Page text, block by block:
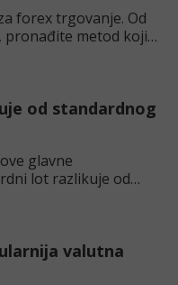
forex trgovanje. Od
pronađite metod koji
od standardnog
glavne
lot razlikuje od
valutna